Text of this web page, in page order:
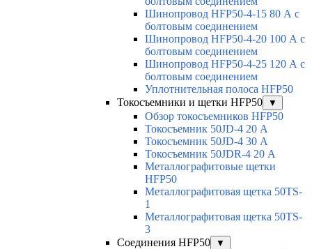
Шинопровод HFP50-4-15 80 А с
болтовым соединением
Шинопровод HFP50-4-20 100 А с
болтовым соединением
Шинопровод HFP50-4-25 120 А с
болтовым соединением
Уплотнительная полоса HFP50
Токосъемники и щетки HFP50
▼
Обзор токосъемников HFP50
Токосъемник 50JD-4 20 А
Токосъемник 50JD-4 30 А
Токосъемник 50JDR-4 20 А
Металлографитовые щетки
HFP50
Металлографитовая щетка 50TS-
1
Металлографитовая щетка 50TS-
3
Соединения HFP50
▼